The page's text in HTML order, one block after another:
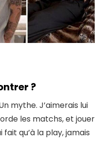
?
mythe. J’aimerais lui
les matchs, et jouer
qu’à la play, jamais